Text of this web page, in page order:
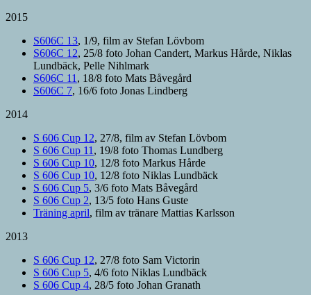
2015
S606C 13, 1/9, film av Stefan Lövbom
S606C 12, 25/8 foto Johan Candert, Markus Hårde, Niklas
Lundbäck, Pelle Nihlmark
S606C 11 , 18/8 foto Mats Båvegård
S606C 7, 16/6 foto Jonas Lindberg
2014
S 606 Cup 12, 27/8, film av Stefan Lövbom
S 606 Cup 11 , 19/8 foto Thomas Lundberg
S 606 Cup 10, 12/8 foto Markus Hårde
S 606 Cup 10, 12/8 foto Niklas Lundbäck
S 606 Cup 5, 3/6 foto Mats Båvegård
S 606 Cup 2, 13/5 foto Hans Guste
Träning april, film av tränare Mattias Karlsson
2013
S 606 Cup 12, 27/8 foto Sam Victorin
S 606 Cup 5, 4/6 foto Niklas Lundbäck
S 606 Cup 4, 28/5 foto Johan Granath